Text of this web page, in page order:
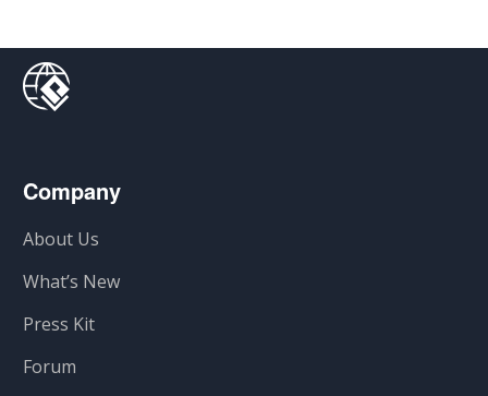
Company
About Us
What’s New
Press Kit
Forum